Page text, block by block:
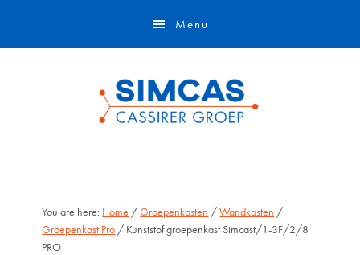
Menu
You are here: Home /Groepenkasten /Wandkasten /
Groepenkast Pro / Kunststof groepenkast Simcast/1-3F/2/8
PRO